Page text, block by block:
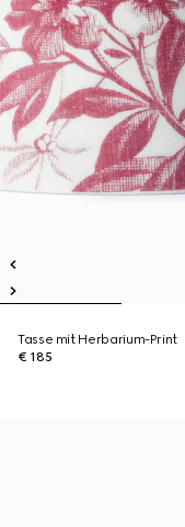
Tasse mit Herbarium-Print
€ 185